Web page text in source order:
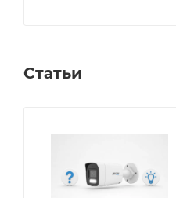
технологии PoE (IEEE
Статьи